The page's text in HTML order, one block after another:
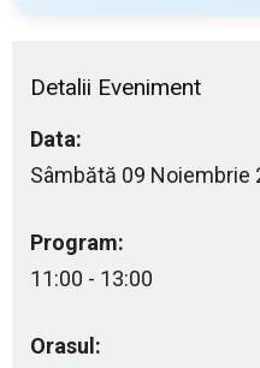
Detalii Eveniment
Data:
Sâmbătă 09 Noiembrie
Program:
11:00 - 13:00
Orasul: